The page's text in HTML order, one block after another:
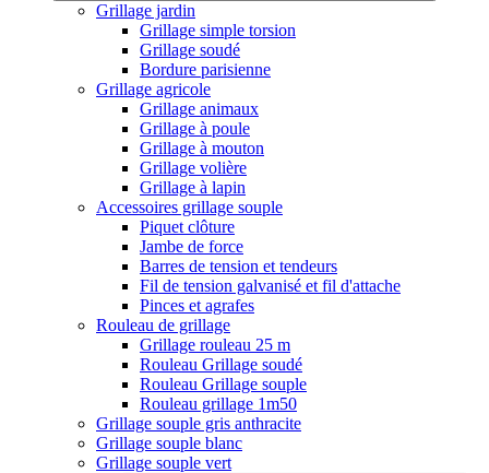
Grillage jardin
Grillage simple torsion
Grillage soudé
Bordure parisienne
Grillage agricole
Grillage animaux
Grillage à poule
Grillage à mouton
Grillage volière
Grillage à lapin
Accessoires grillage souple
Piquet clôture
Jambe de force
Barres de tension et tendeurs
Fil de tension galvanisé et fil d'attache
Pinces et agrafes
Rouleau de grillage
Grillage rouleau 25 m
Rouleau Grillage soudé
Rouleau Grillage souple
Rouleau grillage 1m50
Grillage souple gris anthracite
Grillage souple blanc
Grillage souple vert